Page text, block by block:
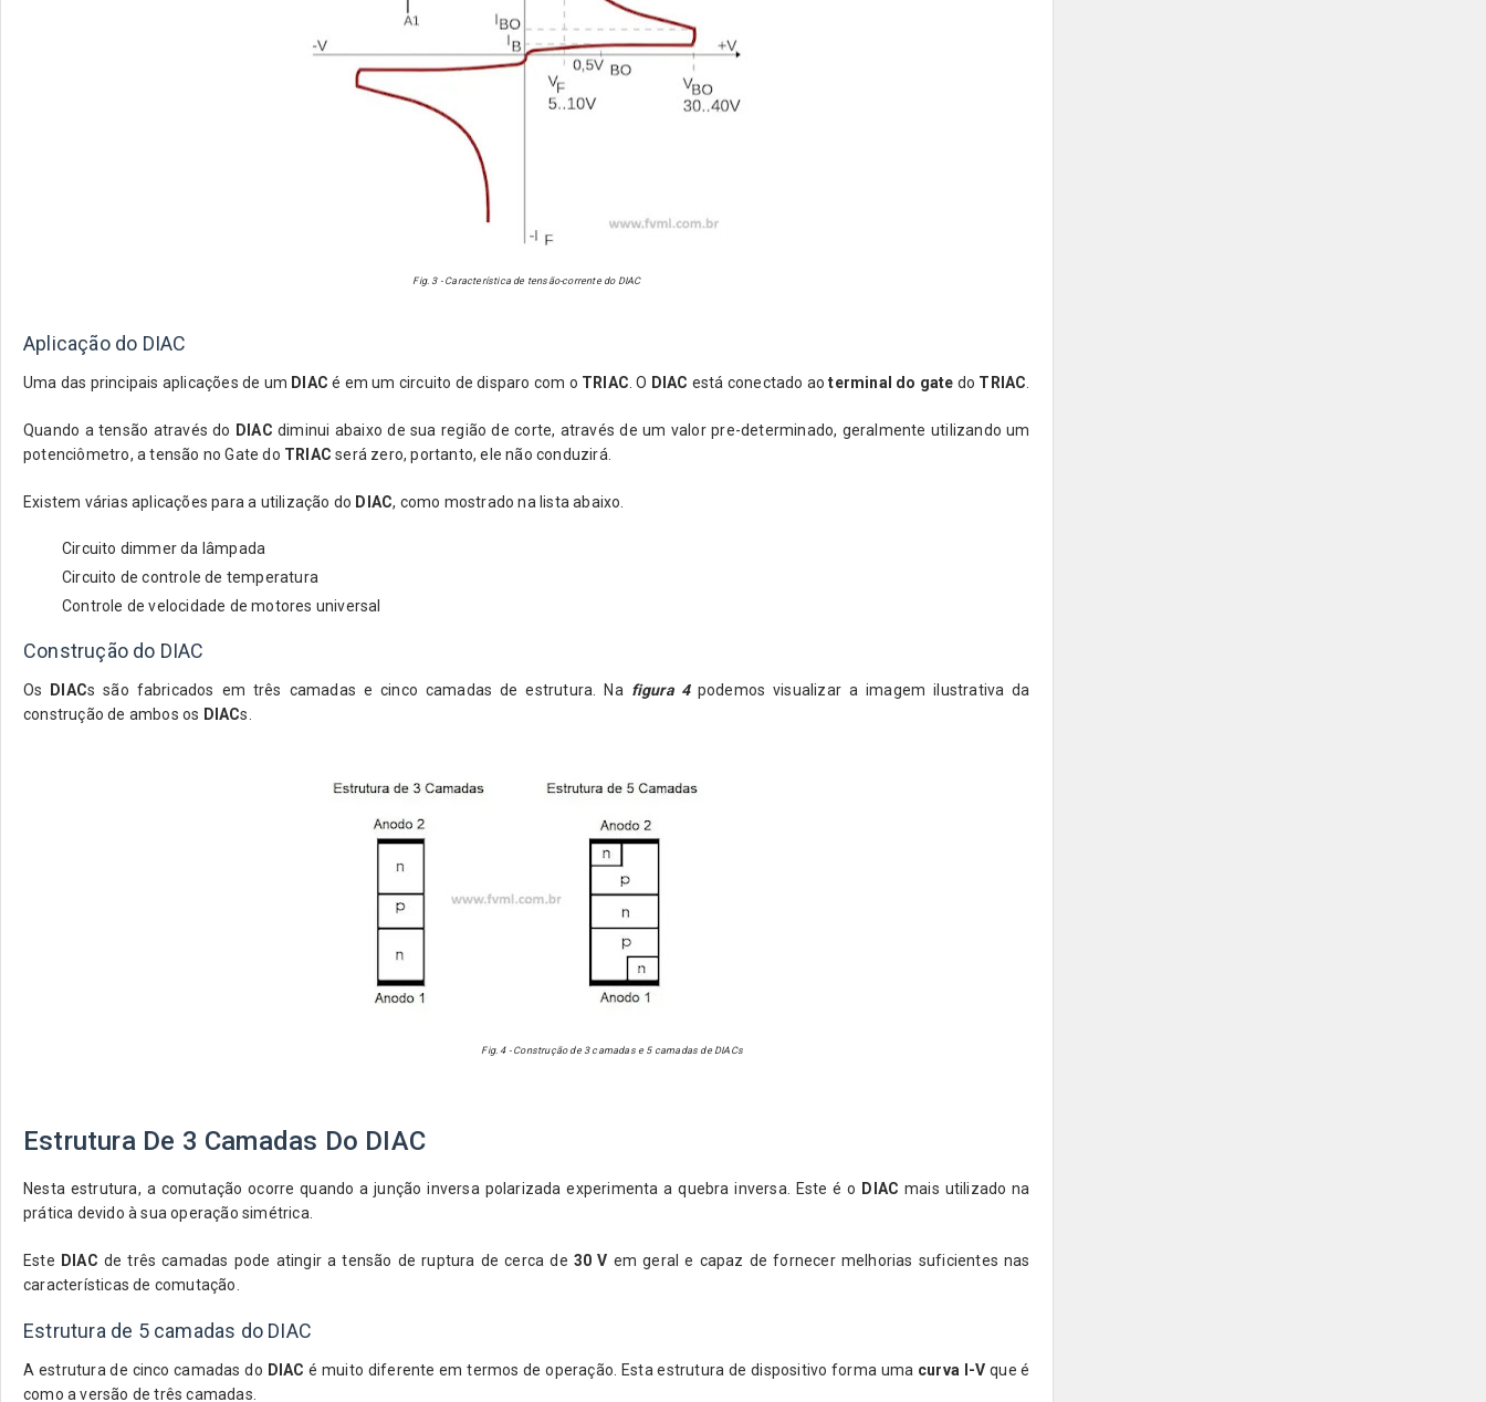
Fig. 3 - Característica de tensão-corrente do DIAC
Aplicação do DIAC
Uma das principais aplicações de um DIAC é em um circuito de disparo com o TRIAC . O DIAC está conectado aoterminal do gate do TRIAC
Quando a tensão através do DIAC diminui abaixo de sua região de corte, através de um valor pre-determinado, geralmente utilizando um
potenciômetro, a tensão no Gate do TRIACserá zero, portanto, ele não conduzirá.
Existem várias aplicações para a utilização do DIAC, como mostrado na lista abaixo.
Circuito dimmer da lâmpada
Circuito de controle de temperatura
Controle de velocidade de motores universal
Construção do DIAC
Os DIACs são fabricados em três camadas e cinco camadas de estrutura. Na figura 4podemos visualizar a imagem ilustrativa da
construção de ambos os DIACs.
Fig. 4 - Construção de 3 camadas e 5 camadas de DIACs
Estrutura De 3 Camadas Do DIAC
Nesta estrutura, a comutação ocorre quando a junção inversa polarizada experimenta a quebra inversa. Este é o DIAC mais utilizado na
prática devido à sua operação simétrica.
Este DIAC de três camadas pode atingir a tensão de ruptura de cerca de 30 V em geral e capaz de fornecer melhorias suficientes nas
características de comutação.
Estrutura de 5 camadas do DIAC
A estrutura de cinco camadas do DIAC é muito diferente em termos de operação. Esta estrutura de dispositivo forma uma curva I-V que é
como a versão de três camadas.